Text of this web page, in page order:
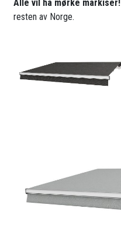
Alle vil ha mørke markiser!
resten av Norge.